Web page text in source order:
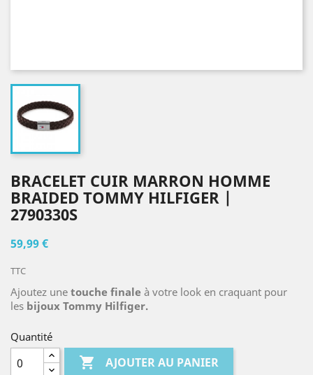
BRACELET CUIR MARRON HOMME
BRAIDED TOMMY HILFIGER |
2790330S
59,99 €
TTC
Ajoutez une touche finale à votre look en craquant pour
les bijoux Tommy Hilfiger.
Quantité
 AJOUTER AU PANIER